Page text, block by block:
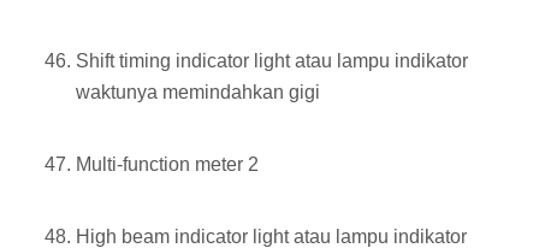
Shift timing indicator light atau lampu indikator
waktunya memindahkan gigi
Multi-function meter 2
High beam indicator light atau lampu indikator